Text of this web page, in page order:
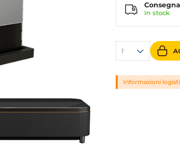
1
In stock
Informazioni